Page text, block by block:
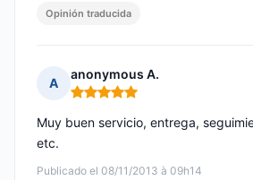
Opinión traducida
A
anonymous A.
Nota: 5 de 5
Publicado el 08/11/2013 à 09h14
Muy buen servicio, entrega,
etc.